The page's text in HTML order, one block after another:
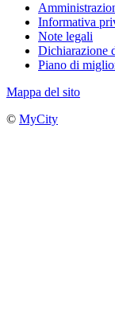
Informativa
Note legali
Dichiarazione
Piano di
Mappa del sito
© MyCity